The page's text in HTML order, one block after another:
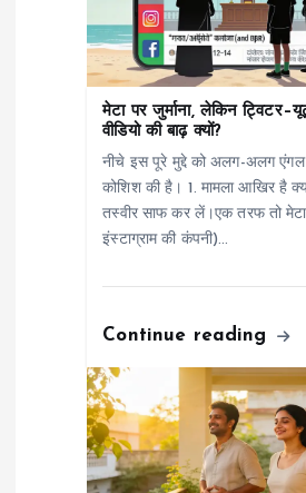
मेटा पर जुर्माना, लेकिन
वीडियो की बाढ़ क्यों?
नीचे इस पूरे मुद्दे को अलग-अलग
कोशिश की है। 1. मामला आखिर है
तस्वीर साफ कर लें।एक तरफ तो
इंस्टाग्राम की कंपनी)…
Continue reading